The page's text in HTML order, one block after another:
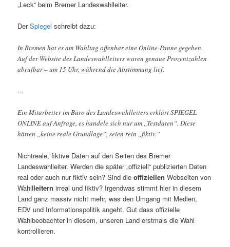
„Leck“ beim Bremer Landeswahlleiter.
DerSpiegel schreibt dazu:
In Bremen hat es am Wahltag offenbar eine Online-Panne gegeben.
Auf der Website des Landeswahlleiters waren genaue Prozentzahlen
abrufbar – um 15 Uhr, während die Abstimmung lief.
…
Ein Mitarbeiter im Büro des Landeswahlleiters erklärt SPIEGEL
ONLINE auf Anfrage, es handele sich nur um „Testdaten“. Diese
hätten „keine reale Grundlage“, seien rein „fiktiv.“
Nichtreale, fiktive Daten auf den Seiten des Bremer
Landeswahlleiter. Werden die später „offiziell“ publizierten Daten
real oder auch nur fiktiv sein? Sind dieoffiziellen Webseiten von
Wahllleitern irreal und fiktiv? Irgendwas stimmt hier in diesem
Land ganz massiv nicht mehr, was den Umgang mit Medien,
EDV und Informationspolitik angeht. Gut dass offizielle
Wahlbeobachter in diesem, unseren Land erstmals die Wahl
kontrollieren.